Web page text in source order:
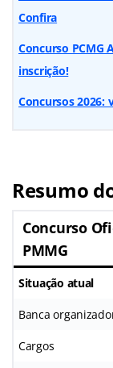
Confira
Concurso PCMG
inscrição!
Concursos 2026:
Resumo
Concurso
PMMG
Situação atual
Banca
Cargos